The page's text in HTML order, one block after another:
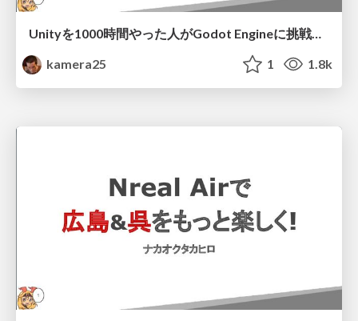
Unityを1000時間やった人がGodot Engineに挑戦してみた件
kamera25
1 1.8k